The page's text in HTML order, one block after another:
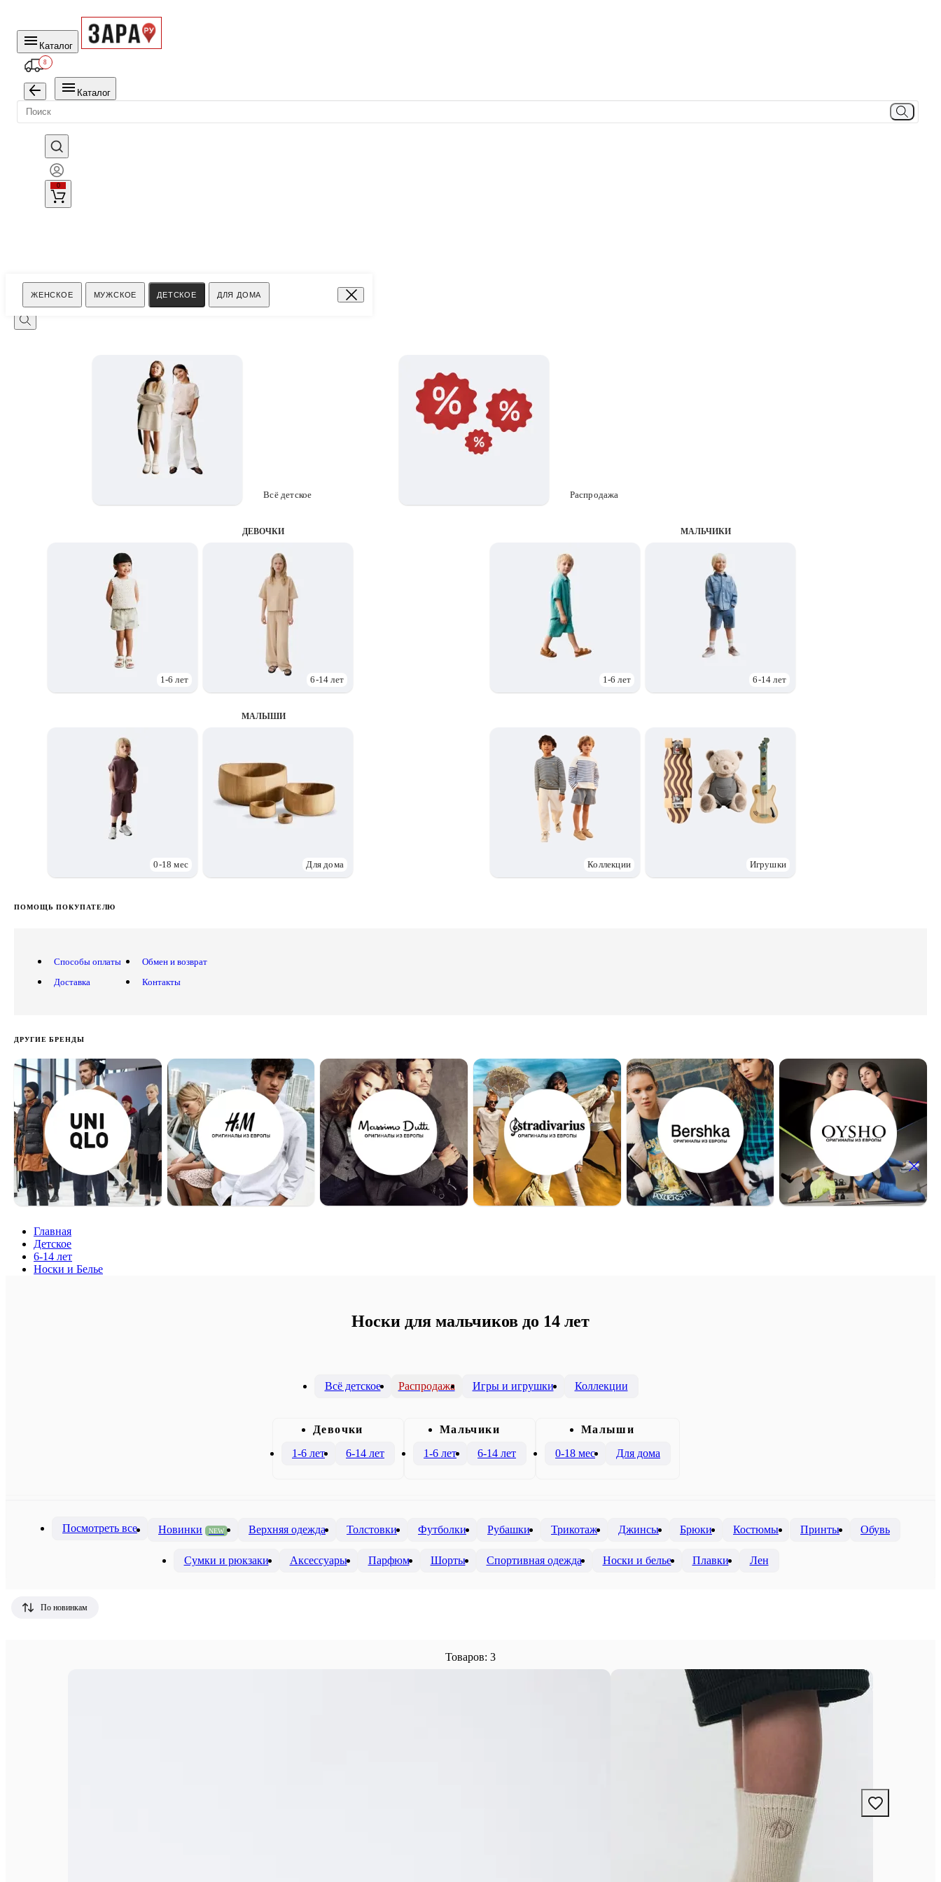
Каталог
8
Каталог
0
ЖЕНСКОЕ МУЖСКОЕ ДЕТСКОЕ ДЛЯ ДОМА
Поиск
Всё детское Распродажа
ДЕВОЧКИ
1-6 лет 6-14 лет
MАЛЬЧИКИ
1-6 лет 6-14 лет
МАЛЫШИ
0-18 мес Для дома Коллекции Игрушки
ПОМОЩЬ ПОКУПАТЕЛЮ
Способы оплаты
Доставка
Обмен и возврат
Контакты
ДРУГИЕ БРЕНДЫ
Главная
Детское
6-14 лет
Носки и Белье
Носки для мальчиков до 14 лет
Всё детское Распродажа Игры и игрушки Коллекции
Девочки
1-6 лет
6-14 лет
Mальчики
1-6 лет
6-14 лет
Малыши
0-18 мес
Для дома
Посмотреть все Новинки NEW Верхняя одежда Толстовки Футболки Рубашки Трикотаж Джинсы Брюки Костюмы Принты Обувь
Сумки и рюкзаки Аксессуары Парфюм Шорты Спортивная одежда Носки и белье Плавки Лен
По новинкам
Товаров: 3